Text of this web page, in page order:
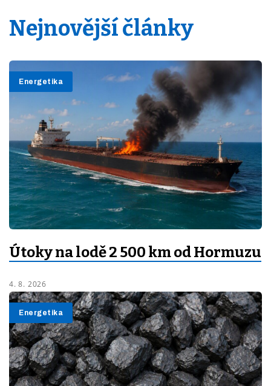
Nejnovější články
Energetika
Útoky na lodě 2 500 km od Hormuzu
4. 8. 2026
Energetika